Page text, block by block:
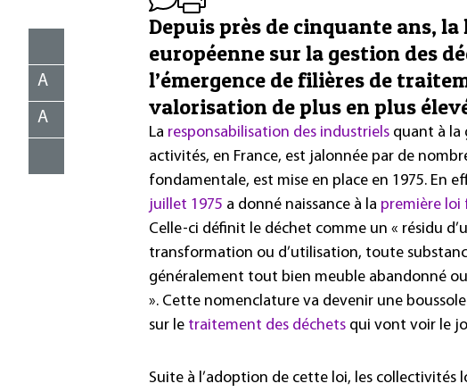
A
A
Depuis près de cinquante ans,
européenne sur la gestion des
l’émergence de filières de
valorisation de plus en plus
La responsabilisation des industriels quant à la
activités, en France, est jalonnée par de
fondamentale, est mise en place en 1975. En
juillet 1975 a donné naissance à la première loi
Celle-ci définit le déchet comme un « résidu
transformation ou d’utilisation, toute
généralement tout bien meuble abandonné
». Cette nomenclature va devenir une
sur le traitement des déchets qui vont voir le
Suite à l’adoption de cette loi, les collectivités